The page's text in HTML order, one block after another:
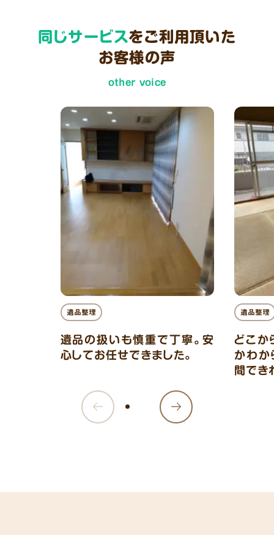
同じサービスをご利用頂いた
お客様の声
other voice
遺品整理
遺品の扱いも慎重で丁寧。安
心してお任せできました。
遺品整理
どこか
かわか
間でき